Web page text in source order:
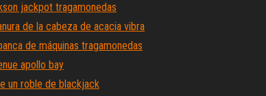
jackpot tragamonedas
de la cabeza de acacia vibra
de máquinas tragamonedas
apollo bay
un roble de blackjack